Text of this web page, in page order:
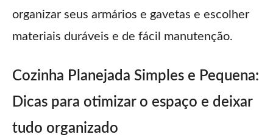
organizar seus armários e gavetas e escolher
materiais duráveis e de fácil manutenção.
Cozinha Planejada Simples e Pequena:
Dicas para otimizar o espaço e deixar
tudo organizado